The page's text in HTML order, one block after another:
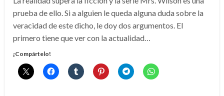
prueba de ello. Si a alguien le queda alguna duda sobre la
veracidad de este dicho, le doy dos argumentos. El
primero tiene que ver con la actualidad…
¡Compártelo!